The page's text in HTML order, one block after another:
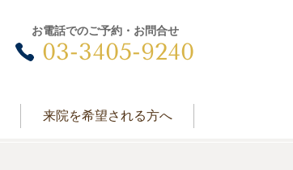
お電話でのご予約・お問合せ
03-3405-9240
来院を希望される方へ